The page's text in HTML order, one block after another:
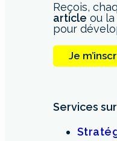
Reçois,
article ou
pour
Je
Services